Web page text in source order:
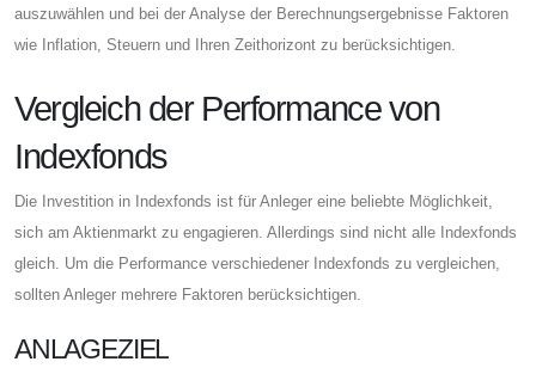
auszuwählen und bei der Analyse der Berechnungsergebnisse Faktoren
wie Inflation, Steuern und Ihren Zeithorizont zu berücksichtigen.
Vergleich der Performance von
Indexfonds
Die Investition in Indexfonds ist für Anleger eine beliebte Möglichkeit,
sich am Aktienmarkt zu engagieren. Allerdings sind nicht alle Indexfonds
gleich. Um die Performance verschiedener Indexfonds zu vergleichen,
sollten Anleger mehrere Faktoren berücksichtigen.
ANLAGEZIEL